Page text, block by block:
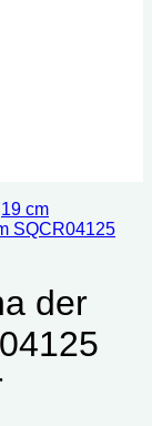
19 cm
der